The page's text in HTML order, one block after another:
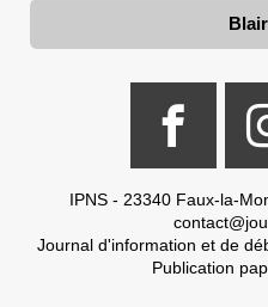
IPNS - 23340 Faux-la-
Journal d'information et de
Publication